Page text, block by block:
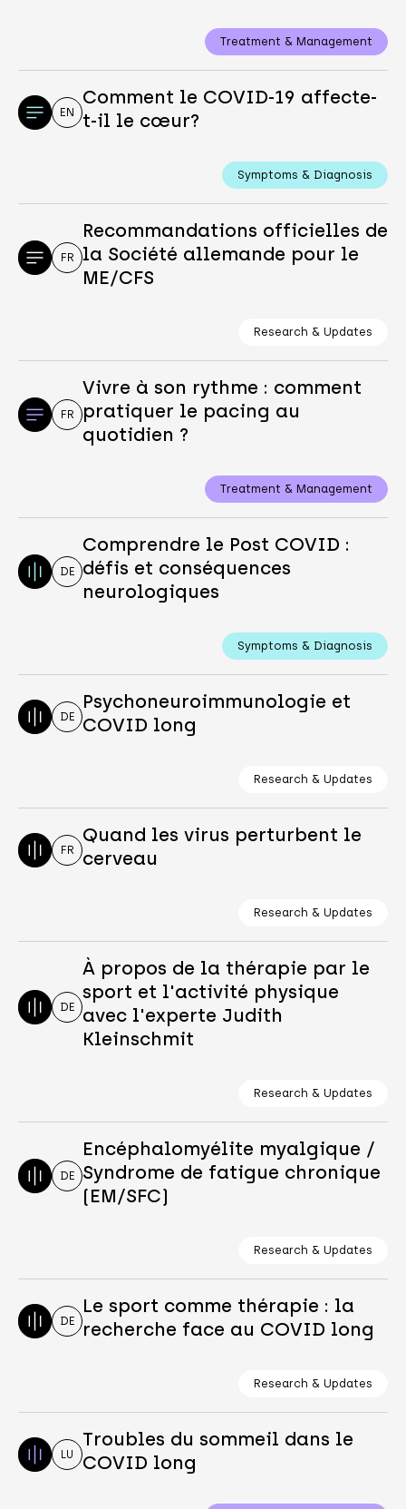
Treatment & Management
EN
Comment le COVID-19 affecte-
t-il le cœur?
Symptoms & Diagnosis
FR
Recommandations officielles de
la Société allemande pour le
ME/CFS
Research & Updates
FR
Vivre à son rythme : comment
pratiquer le pacing au
quotidien ?
Treatment & Management
DE
Comprendre le Post COVID :
défis et conséquences
neurologiques
Symptoms & Diagnosis
DE
Psychoneuroimmunologie et
COVID long
Research & Updates
FR
Quand les virus perturbent le
cerveau
Research & Updates
DE
À propos de la thérapie par le
sport et l'activité physique
avec l'experte Judith
Kleinschmit
Research & Updates
DE
Encéphalomyélite myalgique /
Syndrome de fatigue chronique
(EM/SFC)
Research & Updates
DE
Le sport comme thérapie : la
recherche face au COVID long
Research & Updates
LU
Troubles du sommeil dans le
COVID long